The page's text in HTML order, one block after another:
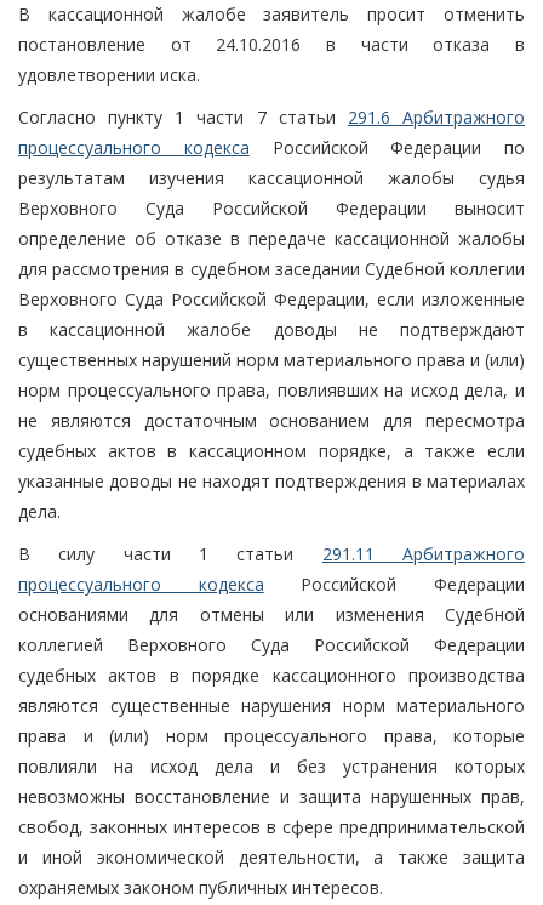
В кассационной жалобе заявитель просит отменить
постановление от 24.10.2016 в части отказа в
удовлетворении иска.
Согласно пункту 1 части 7 статьи 291.6 Арбитражного
процессуального кодекса Российской Федерации по
результатам изучения кассационной жалобы судья
Верховного Суда Российской Федерации выносит
определение об отказе в передаче кассационной жалобы
для рассмотрения в судебном заседании Судебной коллегии
Верховного Суда Российской Федерации, если изложенные
в кассационной жалобе доводы не подтверждают
существенных нарушений норм материального права и (или)
норм процессуального права, повлиявших на исход дела, и
не являются достаточным основанием для пересмотра
судебных актов в кассационном порядке, а также если
указанные доводы не находят подтверждения в материалах
дела.
В силу части 1 статьи 291.11 Арбитражного
процессуального кодекса Российской Федерации
основаниями для отмены или изменения Судебной
коллегией Верховного Суда Российской Федерации
судебных актов в порядке кассационного производства
являются существенные нарушения норм материального
права и (или) норм процессуального права, которые
повлияли на исход дела и без устранения которых
невозможны восстановление и защита нарушенных прав,
свобод, законных интересов в сфере предпринимательской
и иной экономической деятельности, а также защита
охраняемых законом публичных интересов.